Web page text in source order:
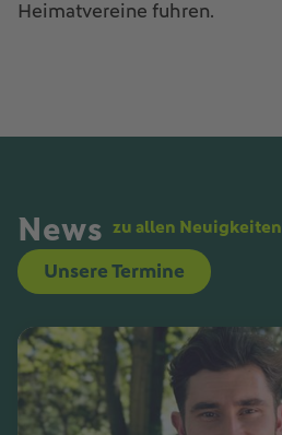
Heimatvereine fuhren.
News zu allen Neuigkeiten
Unsere Termine